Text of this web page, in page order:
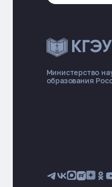
Министерство
образования